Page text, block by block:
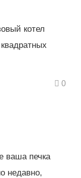
котел
0
ваша печка
недавно,